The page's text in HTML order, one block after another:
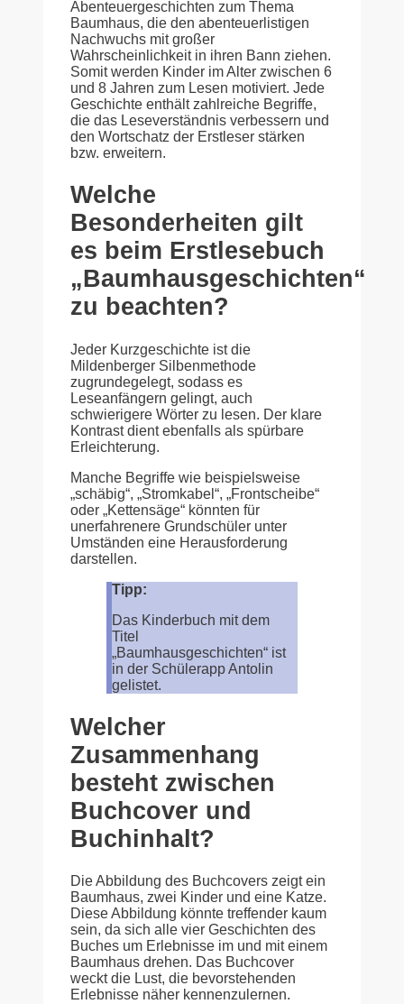
Abenteuergeschichten zum Thema
Baumhaus, die den abenteuerlistigen
Nachwuchs mit großer
Wahrscheinlichkeit in ihren Bann ziehen.
Somit werden Kinder im Alter zwischen 6
und 8 Jahren zum Lesen motiviert. Jede
Geschichte enthält zahlreiche Begriffe,
die das Leseverständnis verbessern und
den Wortschatz der Erstleser stärken
bzw. erweitern.
Welche
Besonderheiten gilt
es beim Erstlesebuch
„Baumhausgeschichten“
zu beachten?
Jeder Kurzgeschichte ist die
Mildenberger Silbenmethode
zugrundegelegt, sodass es
Leseanfängern gelingt, auch
schwierigere Wörter zu lesen. Der klare
Kontrast dient ebenfalls als spürbare
Erleichterung.
Manche Begriffe wie beispielsweise
„schäbig“, „Stromkabel“, „Frontscheibe“
oder „Kettensäge“ könnten für
unerfahrenere Grundschüler unter
Umständen eine Herausforderung
darstellen.
Tipp:
Das Kinderbuch mit dem
Titel
„Baumhausgeschichten“ ist
in der Schülerapp Antolin
gelistet.
Welcher
Zusammenhang
besteht zwischen
Buchcover und
Buchinhalt?
Die Abbildung des Buchcovers zeigt ein
Baumhaus, zwei Kinder und eine Katze.
Diese Abbildung könnte treffender kaum
sein, da sich alle vier Geschichten des
Buches um Erlebnisse im und mit einem
Baumhaus drehen. Das Buchcover
weckt die Lust, die bevorstehenden
Erlebnisse näher kennenzulernen.